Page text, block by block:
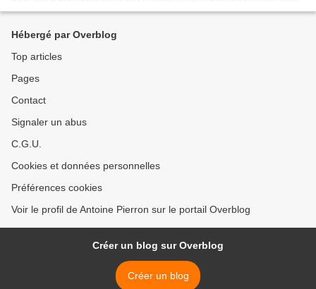
Hébergé par Overblog
Top articles
Pages
Contact
Signaler un abus
C.G.U.
Cookies et données personnelles
Préférences cookies
Voir le profil de Antoine Pierron sur le portail Overblog
Créer un blog sur Overblog
Créer un blog